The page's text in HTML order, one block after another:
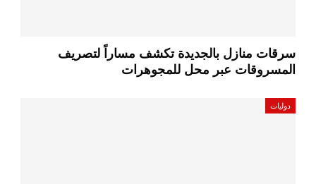
سرقات منازل بالجديدة تكشف مساراً لتصريف
المسروقات عبر محل للمجوهرات
دوليات